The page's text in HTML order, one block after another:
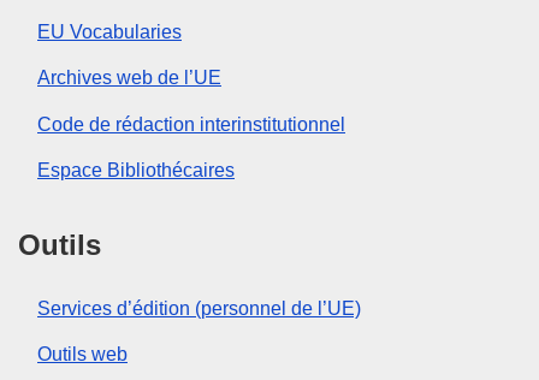
EU Vocabularies
Archives web de l’UE
Code de rédaction interinstitutionnel
Espace Bibliothécaires
Outils
Services d’édition (personnel de l’UE)
Outils web